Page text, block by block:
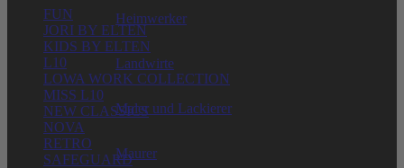
Heimwerker
Landwirte
Maler und Lackierer
Maurer
FUN
JORI BY ELTEN
KIDS BY ELTEN
L10
LOWA WORK COLLECTION
MISS L10
NEW CLASSICS
NOVA
RETRO
SAFEGUARD